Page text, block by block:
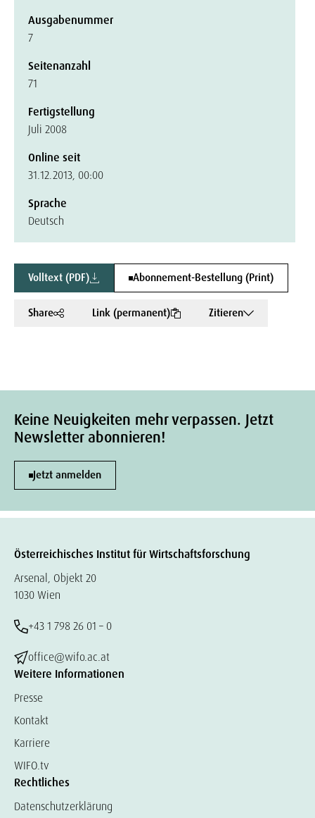
Ausgabenummer
7
Seitenanzahl
71
Fertigstellung
Juli 2008
Online seit
31.12.2013, 00:00
Sprache
Deutsch
Volltext (PDF) Abonnement-Bestellung (Print)
Share Link (permanent) Zitieren
Keine Neuigkeiten mehr verpassen. Jetzt
Newsletter abonnieren!
Jetzt anmelden
Österreichisches Institut für Wirtschaftsforschung
Arsenal, Objekt 20
1030 Wien
+43 1 798 26 01 – 0
office@wifo.ac.at
Weitere Informationen
Presse
Kontakt
Karriere
WIFO.tv
Rechtliches
Datenschutzerklärung